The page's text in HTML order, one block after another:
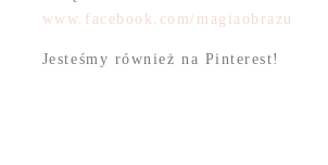
www.facebook.com/magiaobrazu
Jesteśmy również na Pinterest!